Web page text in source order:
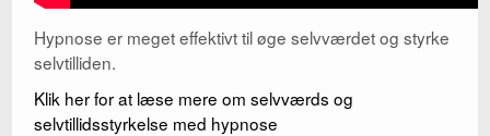
Hypnose er meget effektivt til øge selvværdet og styrke
selvtilliden.
Klik her for at læse mere om selvværds og
selvtillidsstyrkelse med hypnose